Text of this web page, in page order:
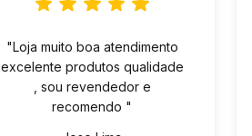
"Loja muito boa atendimento
excelente produtos qualidade
, sou revendedor e
recomendo "